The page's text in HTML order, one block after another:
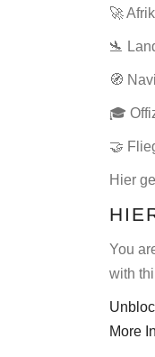
🚀
🛬
🧭
🎓
🤝
Hier
You
with
More